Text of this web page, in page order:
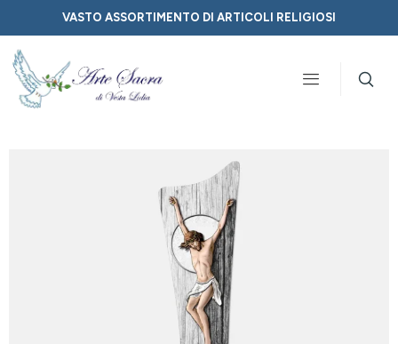
VASTO ASSORTIMENTO DI ARTICOLI RELIGIOSI